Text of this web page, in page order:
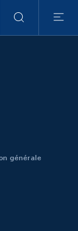
RechercheMenu
générale